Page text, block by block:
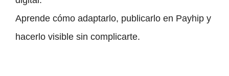
Aprende cómo adaptarlo, publicarlo en Payhip y
hacerlo visible sin complicarte.